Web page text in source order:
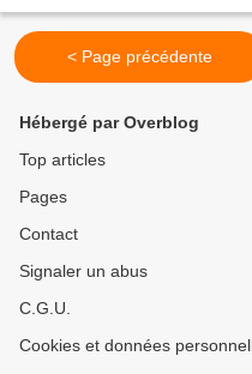
< Page précédente
Hébergé par Overblog
Top articles
Pages
Contact
Signaler un abus
C.G.U.
Cookies et données